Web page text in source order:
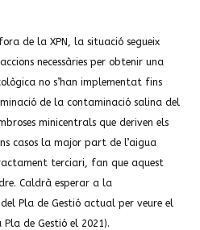
de la XPN, la situació segueix
necessàries per obtenir una
no s’han implementat fins
de la contaminació salina del
minicentrals que deriven els
casos la major part de l’aigua
terciari, fan que aquest
Caldrà esperar a la
Pla de Gestió actual per veure el
de Gestió el 2021).